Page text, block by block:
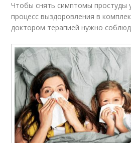
Аптечные средства
Чтобы снять симптомы простуды
процесс выздоровления в
доктором терапией нужно